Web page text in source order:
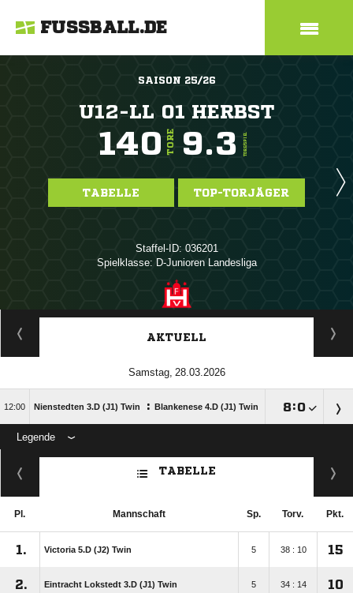
FUSSBALL.DE
SAISON 25/26
U12-LL 01 HERBST
140 TORE 9.3 TORE/SPIEL
TABELLE TOP-TORJÄGER
Staffel-ID: 036201
Spielklasse: D-Junioren Landesliga
ANZEIGE
AKTUELL
 
 Nienstedten 3.D (J1) Twin : Blankenese 4.D (J1) Twin :
Legende
ANZEIGE
TABELLE
Pl. Mannschaft Sp. Torv. Pkt.
1. Victoria 5.D (J2) Twin 5 38 : 10 15
2. Eintracht Lokstedt 3.D (J1) Twin 5 34 : 14 10